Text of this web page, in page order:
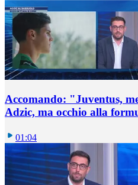
Accomando: "Juventus,
Adzic, ma occhio alla
01:04